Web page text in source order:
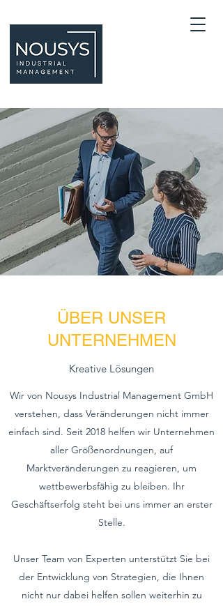
ÜBER UNSER
UNTERNEHMEN
Kreative Lösungen
Wir von Nousys Industrial Management GmbH
verstehen, dass Veränderungen nicht immer
einfach sind. Seit 2018 helfen wir Unternehmen
aller Größenordnungen, auf
Marktveränderungen zu reagieren, um
wettbewerbsfähig zu bleiben. Ihr
Geschäftserfolg steht bei uns immer an erster
Stelle.
Unser Team von Experten unterstützt Sie bei
der Entwicklung von Strategien, die Ihnen
nicht nur dabei helfen sollen weiterhin zu